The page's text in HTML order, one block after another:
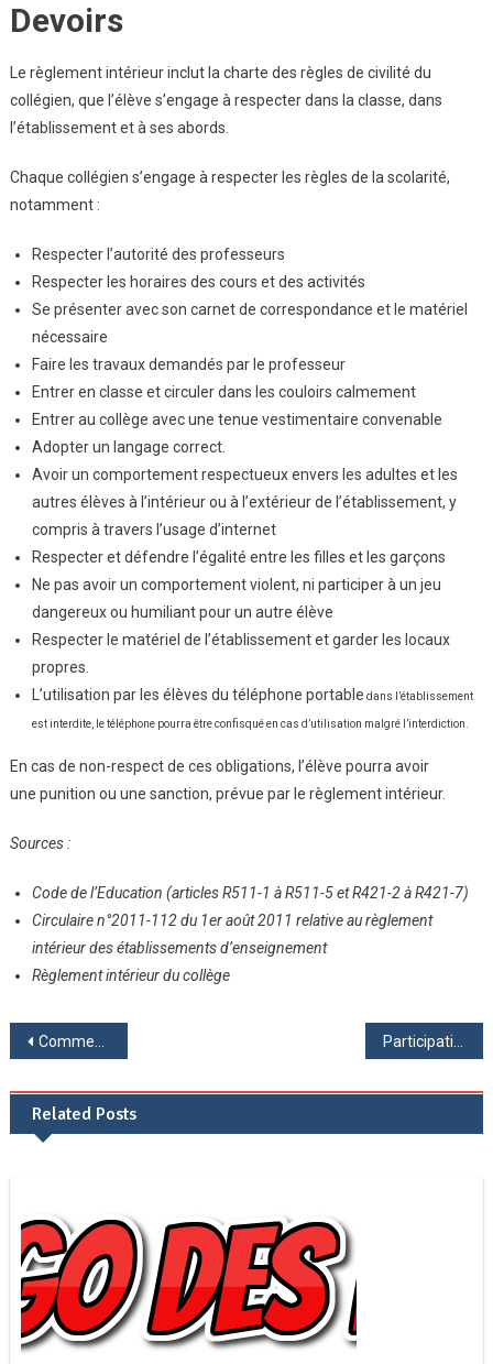
Devoirs
Le règlement intérieur inclut la charte des règles de civilité du
collégien, que l’élève s’engage à respecter dans la classe, dans
l’établissement et à ses abords.
Chaque collégien s’engage à respecter les règles de la scolarité,
notamment :
Respecter l’autorité des professeurs
Respecter les horaires des cours et des activités
Se présenter avec son carnet de correspondance et le matériel
nécessaire
Faire les travaux demandés par le professeur
Entrer en classe et circuler dans les couloirs calmement
Entrer au collège avec une tenue vestimentaire convenable
Adopter un langage correct.
Avoir un comportement respectueux envers les adultes et les
autres élèves à l’intérieur ou à l’extérieur de l’établissement, y
compris à travers l’usage d’internet
Respecter et défendre l’égalité entre les filles et les garçons
Ne pas avoir un comportement violent, ni participer à un jeu
dangereux ou humiliant pour un autre élève
Respecter le matériel de l’établissement et garder les locaux
propres.
L’utilisation par les élèves du téléphone portable dans l’établissement
est interdite, le téléphone pourra être confisqué en cas d’utilisation malgré l’interdiction.
En cas de non-respect de ces obligations, l’élève pourra avoir
une punition ou une sanction, prévue par le règlement intérieur.
Sources :
Code de l’Education (articles R511-1 à R511-5 et R421-2 à R421-7)
Circulaire n°2011-112 du 1er août 2011 relative au règlement
intérieur des établissements d’enseignement
Règlement intérieur du collège
Navigation
de
l’article
Comment est évalué le brevet ?
Related Posts